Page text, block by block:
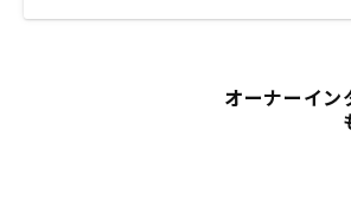
オーナーイン